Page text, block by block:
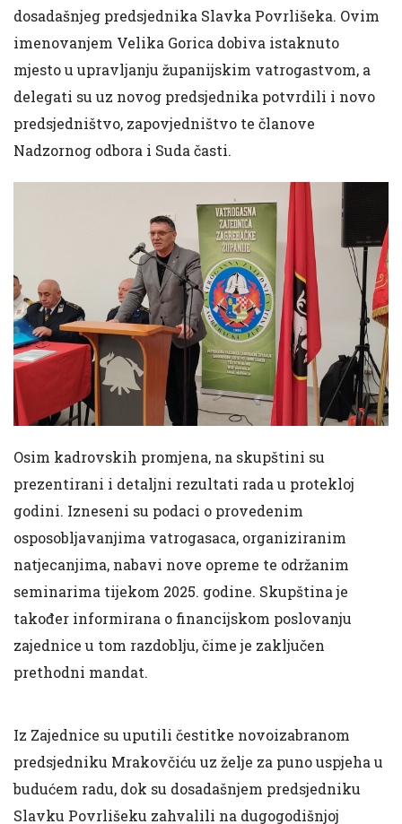
dosadašnjeg predsjednika Slavka Povrlišeka. Ovim
imenovanjem Velika Gorica dobiva istaknuto
mjesto u upravljanju županijskim vatrogastvom, a
delegati su uz novog predsjednika potvrdili i novo
predsjedništvo, zapovjedništvo te članove
Nadzornog odbora i Suda časti.
Osim kadrovskih promjena, na skupštini su
prezentirani i detaljni rezultati rada u protekloj
godini. Izneseni su podaci o provedenim
osposobljavanjima vatrogasaca, organiziranim
natjecanjima, nabavi nove opreme te održanim
seminarima tijekom 2025. godine. Skupština je
također informirana o financijskom poslovanju
zajednice u tom razdoblju, čime je zaključen
prethodni mandat.
Iz Zajednice su uputili čestitke novoizabranom
predsjedniku Mrakovčiću uz želje za puno uspjeha u
budućem radu, dok su dosadašnjem predsjedniku
Slavku Povrlišeku zahvalili na dugogodišnjoj